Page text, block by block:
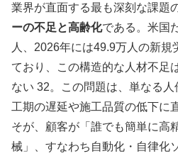
業界が直面する最も深刻な課題
ーの不足と高齢化である。米国
人、2026年には49.9万人の新
ており、この構造的な人材不足
ない 32。この問題は、単なる人
工期の遅延や施工品質の低下に
そが、顧客が「誰でも簡単に高
械」、すなわち自動化・自律化